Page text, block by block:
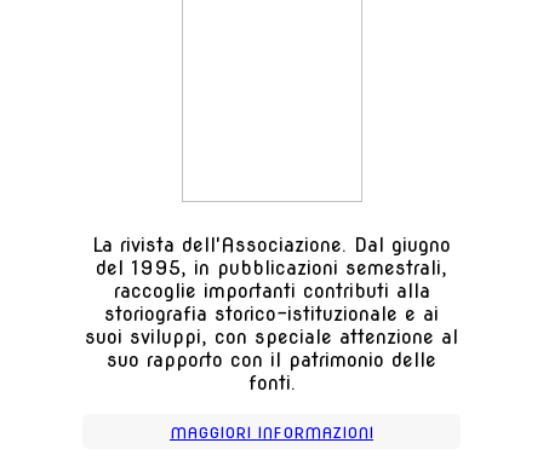
La rivista dell'Associazione. Dal giugno
del 1995, in pubblicazioni semestrali,
raccoglie importanti contributi alla
storiografia storico-istituzionale e ai
suoi sviluppi, con speciale attenzione al
suo rapporto con il patrimonio delle
fonti.
MAGGIORI INFORMAZIONI